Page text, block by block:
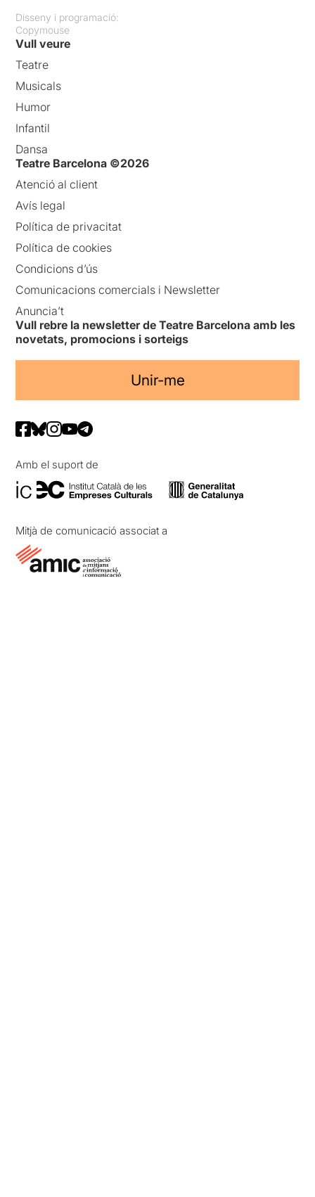
Disseny i programació:
Copymouse
Vull veure
Teatre
Musicals
Humor
Infantil
Dansa
Teatre Barcelona ©2026
Atenció al client
Avís legal
Política de privacitat
Política de cookies
Condicions d’ús
Comunicacions comercials i Newsletter
Anuncia’t
Vull rebre la newsletter de Teatre Barcelona amb les
novetats, promocions i sorteigs
Unir-me
Amb el suport de
Mitjà de comunicació associat a